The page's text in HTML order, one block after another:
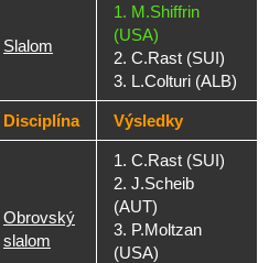
Slalom
1. M.Shiffrin
(USA)
2. C.Rast (SUI)
3. L.Colturi (ALB)
Disciplína Výsledky
Obrovský
slalom
1. C.Rast (SUI)
2. J.Scheib
(AUT)
3. P.Moltzan
(USA)